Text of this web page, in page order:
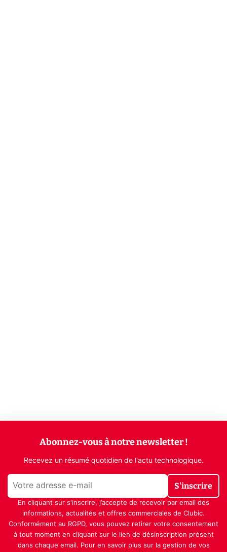
Abonnez-vous à notre newsletter !
Recevez un résumé quotidien de l'actu technologique.
S'inscrire
En cliquant sur s'inscrire, j’accepte de recevoir par email des
informations, actualités et offres commerciales de Clubic.
Conformément au RGPD, vous pouvez retirer votre consentement
à tout moment en cliquant sur le lien de désinscription présent
dans chaque email. Pour en savoir plus sur la gestion de vos